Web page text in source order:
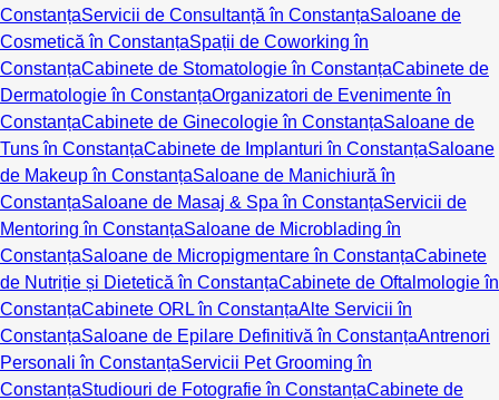
ConstanțaServicii de Consultanță în ConstanțaSaloane de
Cosmetică în ConstanțaSpații de Coworking în
ConstanțaCabinete de Stomatologie în ConstanțaCabinete de
Dermatologie în ConstanțaOrganizatori de Evenimente în
ConstanțaCabinete de Ginecologie în ConstanțaSaloane de
Tuns în ConstanțaCabinete de Implanturi în ConstanțaSaloane
de Makeup în ConstanțaSaloane de Manichiură în
ConstanțaSaloane de Masaj & Spa în ConstanțaServicii de
Mentoring în ConstanțaSaloane de Microblading în
ConstanțaSaloane de Micropigmentare în ConstanțaCabinete
de Nutriție și Dietetică în ConstanțaCabinete de Oftalmologie în
ConstanțaCabinete ORL în ConstanțaAlte Servicii în
ConstanțaSaloane de Epilare Definitivă în ConstanțaAntrenori
Personali în ConstanțaServicii Pet Grooming în
ConstanțaStudiouri de Fotografie în ConstanțaCabinete de